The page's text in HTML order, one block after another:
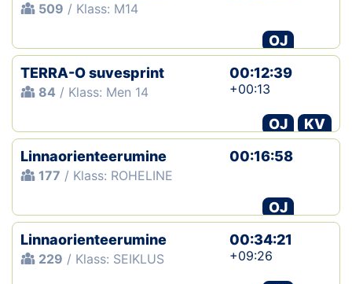
509 / Klass: M14
OJ
TERRA-O suvesprint
84 / Klass: Men 14
00:12:39
+00:13
OJ
KV
Linnaorienteerumine
177 / Klass: ROHELINE
00:16:58
OJ
Linnaorienteerumine
229 / Klass: SEIKLUS
00:34:21
+09:26